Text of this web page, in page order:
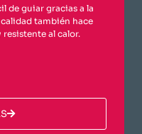
de guiar gracias a la
calidad también hace
al calor.